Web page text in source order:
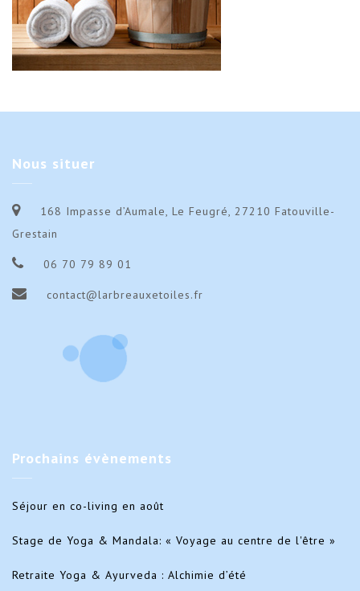
Nous situer
168 Impasse d’Aumale, Le Feugré, 27210 Fatouville-
Grestain
06 70 79 89 01
contact@larbreauxetoiles.fr
Prochains évènements
Séjour en co-living en août
Stage de Yoga & Mandala: « Voyage au centre de l'être »
Retraite Yoga & Ayurveda : Alchimie d’été